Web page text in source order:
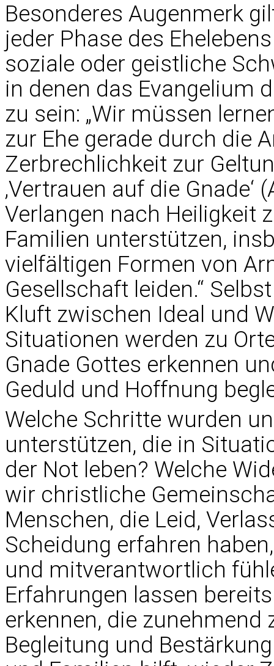
Besonderes Augenmerk
jeder Phase des
soziale oder geistliche
in denen das Evangelium
zu sein: „Wir müssen
zur Ehe gerade durch die
Zerbrechlichkeit zur
‚Vertrauen auf die
Verlangen nach Heiligkeit
Familien unterstützen,
vielfältigen Formen von
Gesellschaft leiden.“
Kluft zwischen Ideal und
Situationen werden zu
Gnade Gottes erkennen
Geduld und Hoffnung
Welche Schritte wurden
unterstützen, die in
der Not leben? Welche
wir christliche
Menschen, die Leid,
Scheidung erfahren
und mitverantwortlich
Erfahrungen lassen
erkennen, die zunehmend
Begleitung und